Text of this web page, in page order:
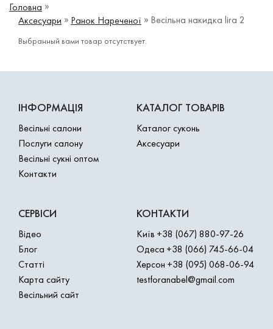
Головна
Аксесуари
Ранок Нареченої Весільна накидка lira 2
Выбранный вами товар отсутствует.
ІНФОРМАЦІЯ
Весільні салони
Послуги салону
Весільні сукні оптом
Контакти
КАТАЛОГ ТОВАРІВ
Каталог суконь
Аксесуари
СЕРВІСИ
Відео
Блог
Статті
Карта сайту
Весільний сайт
КОНТАКТИ
Київ +38 (067) 880-97-26
Одеса +38 (066) 745-66-04
Херсон +38 (095) 068-06-94
testforanabel@gmail.com